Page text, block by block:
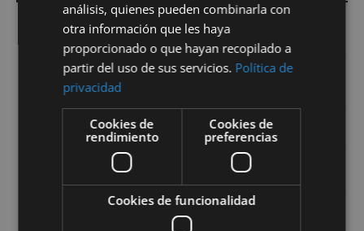
Inteligencia Artificial y Big Data, el nuevo paradigma en la
captación inmobiliaria
La vivienda en el debate público, mercado de oportunidades
para el profesional inmobiliario
Agentes IA para captar, atender y cualificar leads?
Una nueva marca para la captación y comercialización de
viviendas exclusivas
Cómo presentar proyectos de interiorismo con renders
análisis, quienes pueden combinarla con
otra información que les haya
proporcionado o que hayan recopilado a
partir del uso de sus servicios. Política de
privacidad
Cookies de
rendimiento
Cookies de
preferencias
Cookies de funcionalidad